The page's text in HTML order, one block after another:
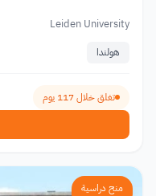
Leiden University
هولندا
تغلق خلال 117 يوم
منح دراسية